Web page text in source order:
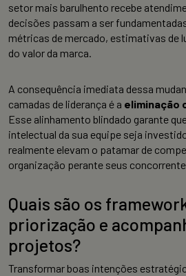
setor mais barulhento recebe
decisões passam a ser
métricas de mercado, estimativas de
do valor da marca.
A consequência imediata dessa
camadas de liderança é a eliminação
Esse alinhamento blindado garante
intelectual da sua equipe seja
realmente elevam o patamar de
organização perante seus
Quais são os
priorização e
projetos?
Transformar boas intenções